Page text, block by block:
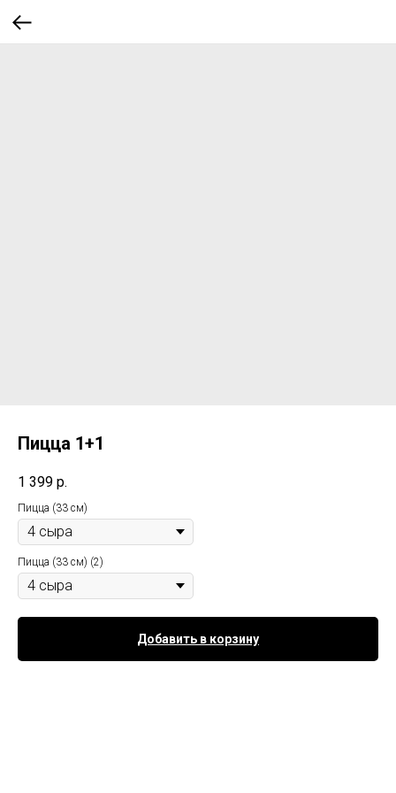
Пицца 1+1
1 399 р.
Пицца (33 см)
Пицца (33 см) (2)
Добавить в корзину